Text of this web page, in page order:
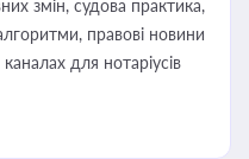
змін, судова практика,
правові новини
для нотаріусів